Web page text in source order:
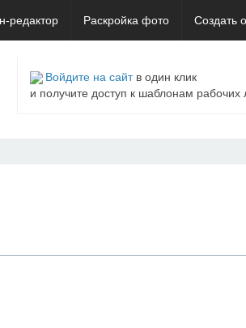
редактор Раскройка фото Создать
Войдите на сайтв один клик
и получите доступ к шаблонам рабочих